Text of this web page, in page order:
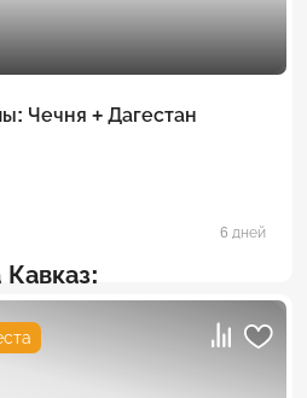
Чечня + Дагестан
6 дней